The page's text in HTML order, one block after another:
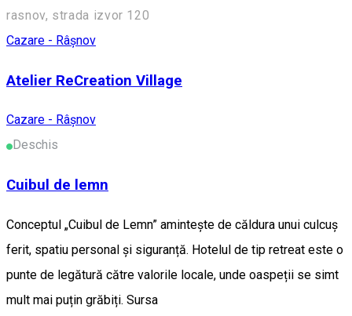
rasnov, strada izvor 120
Cazare - Râșnov
Atelier ReCreation Village
Cazare - Râșnov
Deschis
Cuibul de lemn
Conceptul „Cuibul de Lemn” amintește de căldura unui culcuș
ferit, spatiu personal și siguranță. Hotelul de tip retreat este o
punte de legătură către valorile locale, unde oaspeții se simt
mult mai puțin grăbiți. Sursa